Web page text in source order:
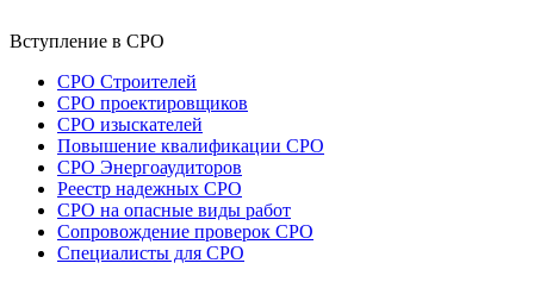
Вступление в СРО
СРО Строителей
СРО проектировщиков
СРО изыскателей
Повышение квалификации СРО
СРО Энергоаудиторов
Реестр надежных СРО
СРО на опасные виды работ
Сопровождение проверок СРО
Специалисты для СРО